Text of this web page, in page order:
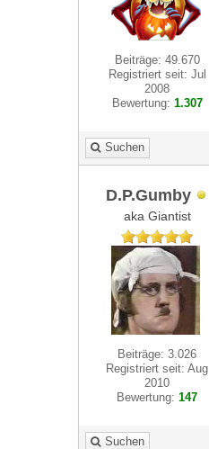
Beiträge: 49.670
Registriert seit: Jul
2008
Bewertung: 1.307
Suchen
D.P.Gumby
aka Giantist
Beiträge: 3.026
Registriert seit: Aug
2010
Bewertung:147
Suchen